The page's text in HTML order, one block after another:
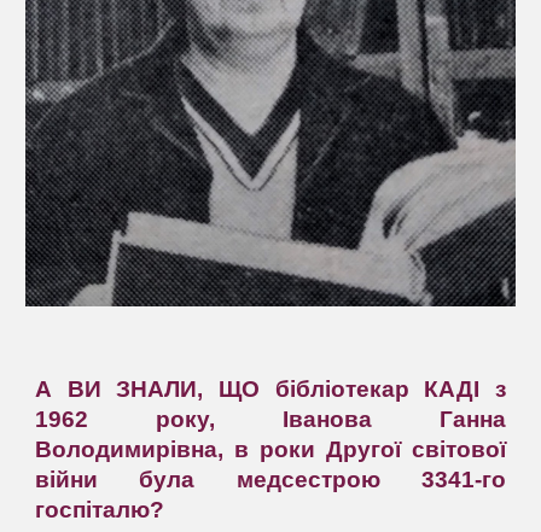
А ВИ ЗНАЛИ, ЩО бібліотекар КАДІ з
1962 року, Іванова Ганна
Володимирівна, в роки Другої світової
війни була медсестрою 3341-го
госпіталю?